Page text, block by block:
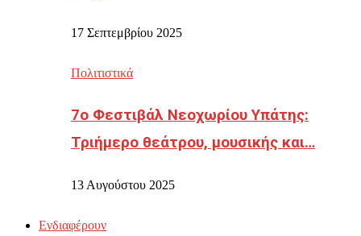
17 Σεπτεμβρίου 2025
Πολιτιστικά
7ο Φεστιβάλ Νεοχωρίου Υπάτης:
Τριήμερο θεάτρου, μουσικής και…
13 Αυγούστου 2025
Ενδιαφέρουν